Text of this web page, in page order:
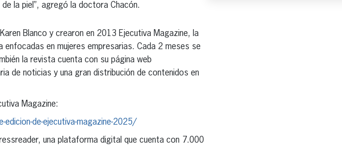
la piel”, agregó la doctora Chacón.
Blanco y crearon en 2013 Ejecutiva Magazine, la
enfocadas en mujeres empresarias. Cada 2 meses se
la revista cuenta con su página web
de noticias y una gran distribución de contenidos en
Magazine:
de-ejecutiva-magazine-2025/
una plataforma digital que cuenta con 7.000